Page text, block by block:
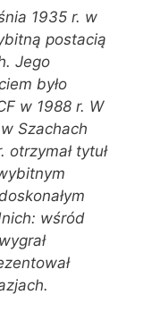
1935 r. w
postacią
Jego
było
w 1988 r. W
Szachach
tytuł
wśród